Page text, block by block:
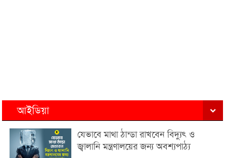
আইডিয়া
যেভাবে মাথা ঠান্ডা রাখবেন বিদ্যুৎ ও
জ্বালানি মন্ত্রণালয়ের জন্য অবশ্যপাঠ্য